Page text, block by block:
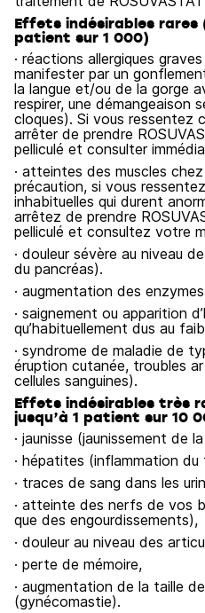
Effets indésirables
patient sur 1 000)
· réactions allergiques
manifester par un
la langue et/ou de la gorge
respirer, une démangeaison
cloques). Si vous ressentez
arrêter de prendre
pelliculé et consulter
· atteintes des muscles
précaution, si vous
inhabituelles qui durent
arrêtez de prendre
pelliculé et consultez votre
· douleur sévère au niveau
du pancréas).
· augmentation des
· saignement ou apparition
qu’habituellement dus au
· syndrome de maladie de
éruption cutanée, troubles
cellules sanguines).
Effets indésirables très
jusqu’à 1 patient sur 10
· jaunisse (jaunissement de
· hépatites (inflammation du
· traces de sang dans les
· atteinte des nerfs de vos
que des engourdissements),
· douleur au niveau des
· perte de mémoire,
· augmentation de la taille
(gynécomastie).